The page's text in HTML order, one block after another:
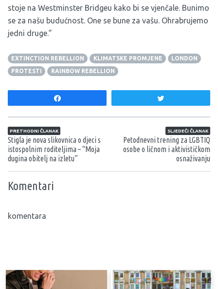
stoje na Westminster Bridgeu kako bi se vjenčale. Bunimo
se za našu budućnost. One se bune za vašu. Ohrabrujemo
jedni druge.”
EXTINCTION REBELLION KLIMATSKE PROMJENE
LONDON
PROTESTI
RAINBOW REBELLION
Navigacija članaka
PRETHODNI ČLANAK
Stigla je nova slikovnica o djeci s
istospolnim roditeljima – “Moja
dugina obitelj na izletu”
SLJEDEĆI ČLANAK
Petodnevni trening za LGBTIQ
osobe o ličnom i aktivističkom
osnaživanju
Komentari
komentara